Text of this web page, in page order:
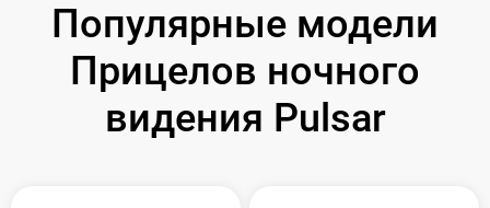
Популярные модели
Прицелов ночного
видения Pulsar